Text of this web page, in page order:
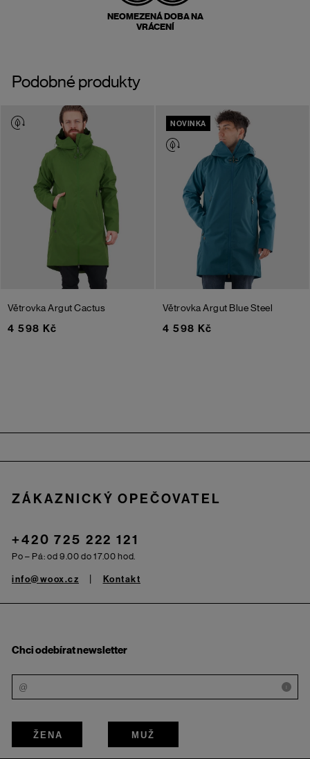
NEOMEZENÁ DOBA NA
VRÁCENÍ
Podobné produkty
Větrovka ArgutCactus
4 598 Kč
NOVINKA
Větrovka Argut Blue Steel
4 598 Kč
ZÁKAZNICKÝ OPEČOVATEL
+420 725 222 121
Po – Pá: od 9.00 do 17.00 hod.
info@woox.cz Kontakt
Chci odebírat newsletter
i
ŽENA MUŽ